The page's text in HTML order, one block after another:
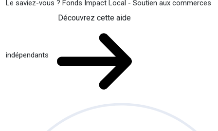
Le saviez-vous ? Fonds Impact Local - Soutien aux commerces
indépendants
Découvrez cette aide